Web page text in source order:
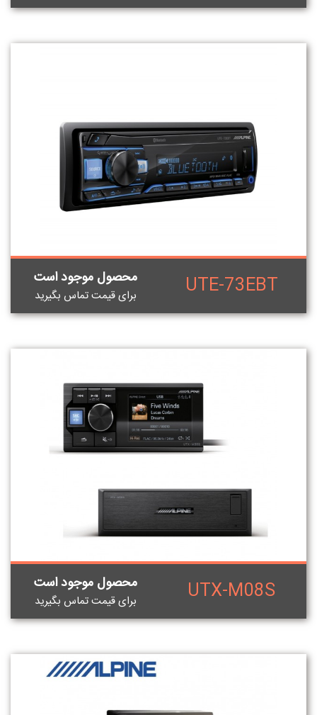
UTE-73EBT محصول موجود است
برای قيمت تماس بگيريد
UTX-M08S محصول موجود است
برای قيمت تماس بگيريد